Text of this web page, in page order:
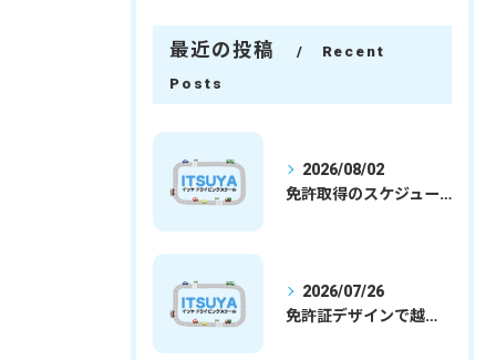
最近の投稿
Recent
Posts
2026/08/02
免許取得のスケジュールを徹底解説学生社会人の通学合宿別プランで最短取得のコツ
2026/07/26
免許証デザインで越谷市愛を表現する埼玉県さいたま市越谷市の免許取得完全ガイド